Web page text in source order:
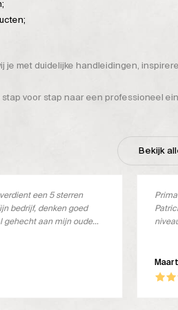
je met duidelijke handleidingen,
voor stap naar een professioneel
Bekijk
een 5 sterren
bedrijf, denken goed
gehecht aan mijn oude
niet meer verkocht.
geheel kosteloos en ik
product, in dit geval
Top!